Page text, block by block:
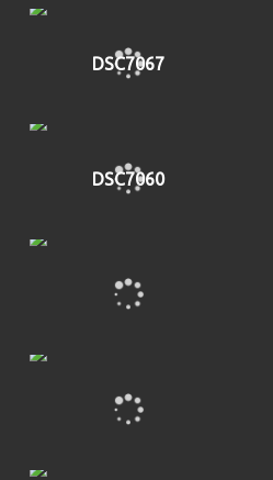
DSC7067
DSC7060